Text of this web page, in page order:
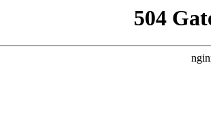
504